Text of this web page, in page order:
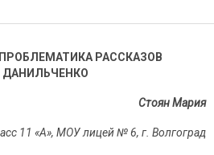
РАССКАЗОВ
ДАНИЛЬЧЕНКО
Стоян Мария
11 «А», МОУ лицей №6, г. Волгоград